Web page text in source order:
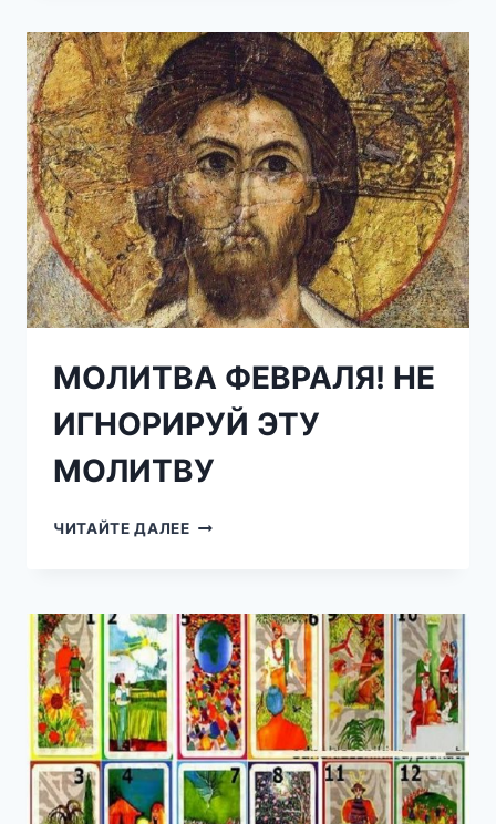
2017
ГОДА,
КОТОРЫЕ
ЗАДЕНУТ
ВАС
ЗА
ЖИВОЕ
МОЛИТВА ФЕВРАЛЯ! НЕ
ИГНОРИРУЙ ЭТУ
МОЛИТВУ
ЧИТАЙТЕ ДАЛЕЕМОЛИТВА
ЭТУ
МОЛИТВУ